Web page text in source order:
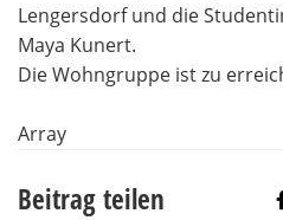
Lengersdorf und die
Maya Kunert.
Die Wohngruppe ist zu
Array
Beitrag teilen